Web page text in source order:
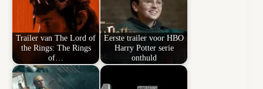
Trailer van The Lord of
the Rings: The Rings
of…
Eerste trailer voor HBO
Harry Potter serie
onthuld